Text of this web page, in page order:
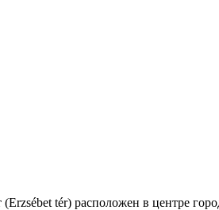
tér) расположен в центре